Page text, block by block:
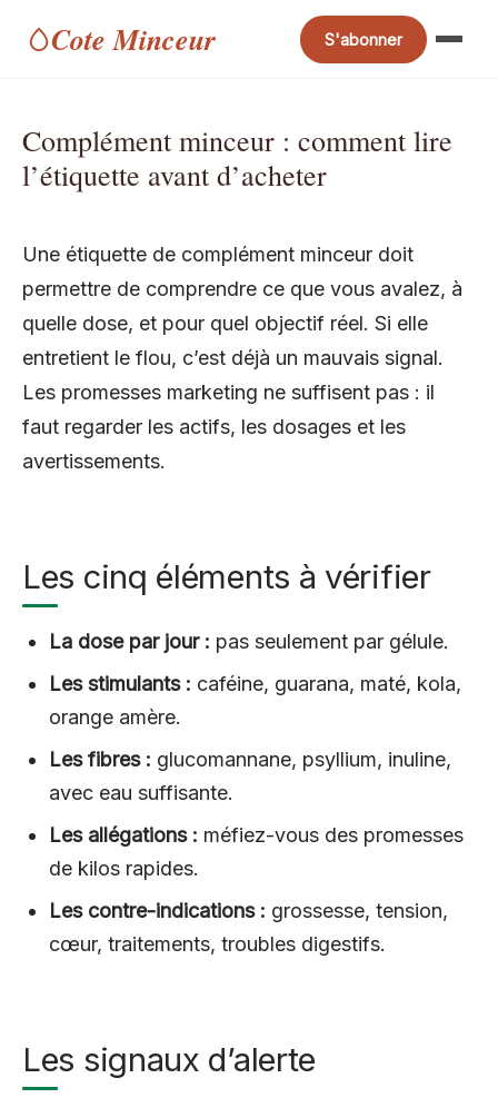
Cote Minceur S'abonner
Complément minceur : comment lire
l’étiquette avant d’acheter
Une étiquette de complément minceur doit
permettre de comprendre ce que vous avalez, à
quelle dose, et pour quel objectif réel. Si elle
entretient le flou, c’est déjà un mauvais signal.
Les promesses marketing ne suffisent pas : il
faut regarder les actifs, les dosages et les
avertissements.
Les cinq éléments à vérifier
La dose par jour : pas seulement par gélule.
Les stimulants : caféine, guarana, maté, kola,
orange amère.
Les fibres : glucomannane, psyllium, inuline,
avec eau suffisante.
Les allégations : méfiez-vous des promesses
de kilos rapides.
Les contre-indications : grossesse, tension,
cœur, traitements, troubles digestifs.
Les signaux d’alerte